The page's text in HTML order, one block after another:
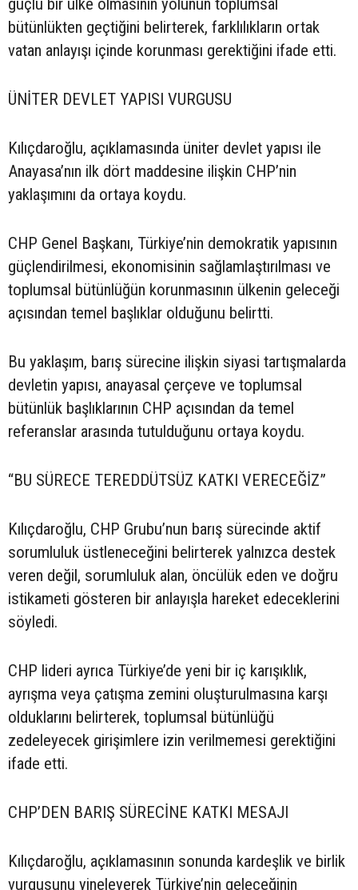
güçlü bir ülke olmasının yolunun toplumsal
bütünlükten geçtiğini belirterek, farklılıkların ortak
vatan anlayışı içinde korunması gerektiğini ifade etti.
ÜNİTER DEVLET YAPISI VURGUSU
Kılıçdaroğlu, açıklamasında üniter devlet yapısı ile
Anayasa’nın ilk dört maddesine ilişkin CHP’nin
yaklaşımını da ortaya koydu.
CHP Genel Başkanı, Türkiye’nin demokratik yapısının
güçlendirilmesi, ekonomisinin sağlamlaştırılması ve
toplumsal bütünlüğün korunmasının ülkenin geleceği
açısından temel başlıklar olduğunu belirtti.
Bu yaklaşım, barış sürecine ilişkin siyasi tartışmalarda
devletin yapısı, anayasal çerçeve ve toplumsal
bütünlük başlıklarının CHP açısından da temel
referanslar arasında tutulduğunu ortaya koydu.
“BU SÜRECE TEREDDÜTSÜZ KATKI VERECEĞİZ”
Kılıçdaroğlu, CHP Grubu’nun barış sürecinde aktif
sorumluluk üstleneceğini belirterek yalnızca destek
veren değil, sorumluluk alan, öncülük eden ve doğru
istikameti gösteren bir anlayışla hareket edeceklerini
söyledi.
CHP lideri ayrıca Türkiye’de yeni bir iç karışıklık,
ayrışma veya çatışma zemini oluşturulmasına karşı
olduklarını belirterek, toplumsal bütünlüğü
zedeleyecek girişimlere izin verilmemesi gerektiğini
ifade etti.
CHP’DEN BARIŞ SÜRECİNE KATKI MESAJI
Kılıçdaroğlu, açıklamasının sonunda kardeşlik ve birlik
vurgusunu yineleyerek Türkiye’nin geleceğinin